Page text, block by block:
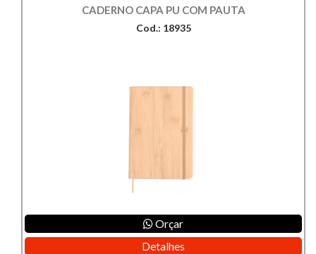
CADERNO CAPA PU COM PAUTA
Cod.: 18935
Orçar
Detalhes